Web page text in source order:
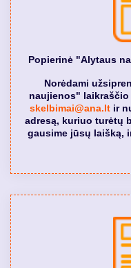
Popierinė "Alytaus
Norėdami
naujienos"
skelbimai@ana.ltir
adresą, kuriuo turėtų
gausime jūsų laišką,